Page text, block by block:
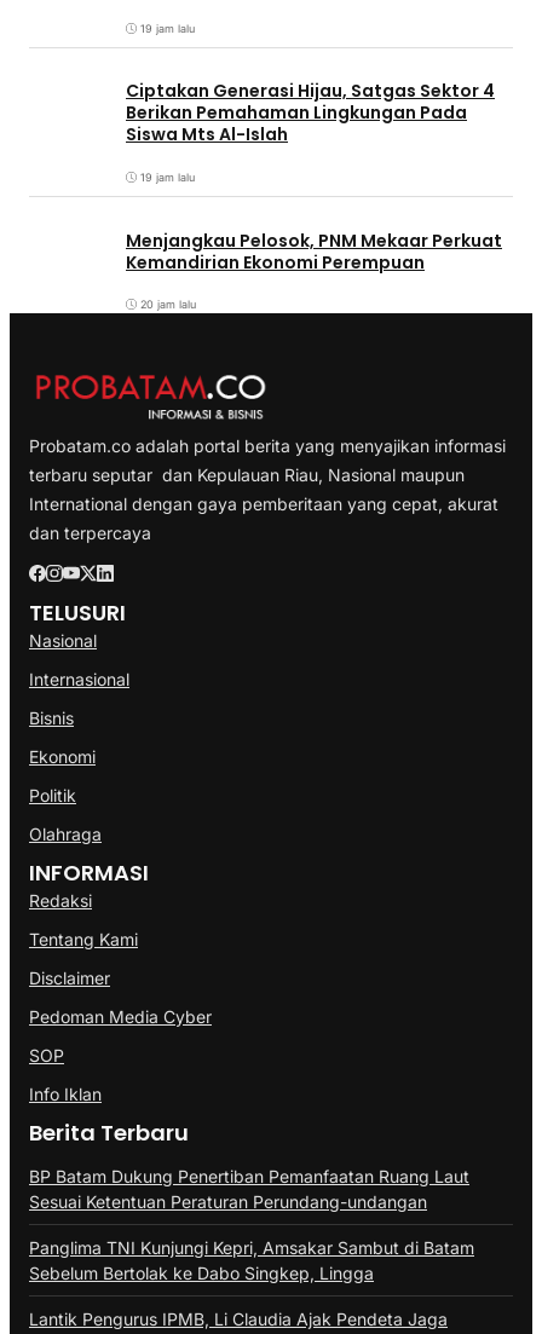
19 jam lalu
Ciptakan Generasi Hijau, Satgas Sektor 4
Berikan Pemahaman Lingkungan Pada
Siswa Mts Al-Islah
19 jam lalu
Menjangkau Pelosok, PNM Mekaar Perkuat
Kemandirian Ekonomi Perempuan
20 jam lalu
Probatam.co adalah portal berita yang menyajikan informasi
terbaru seputar dan Kepulauan Riau, Nasional maupun
International dengan gaya pemberitaan yang cepat, akurat
dan terpercaya
TELUSURI
Nasional
Internasional
Bisnis
Ekonomi
Politik
Olahraga
INFORMASI
Redaksi
Tentang Kami
Disclaimer
Pedoman Media Cyber
SOP
Info Iklan
Berita Terbaru
BP Batam Dukung Penertiban Pemanfaatan Ruang Laut
Sesuai Ketentuan Peraturan Perundang-undangan
Panglima TNI Kunjungi Kepri, Amsakar Sambut di Batam
Sebelum Bertolak ke Dabo Singkep, Lingga
Lantik Pengurus IPMB, Li Claudia Ajak Pendeta Jaga